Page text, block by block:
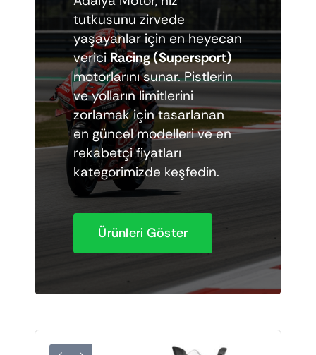
Elektrikli araçlar
Scooter motorlar
Cub ve cg
Chopper ve cross
Racing motorlar
Touring ve naked
tutkusunu zirvede
yaşayanlar için en heyecan
vericiRacing (Supersport)
motorlarını sunar. Pistlerin
ve yolların limitlerini
zorlamak için tasarlanan
en güncel modelleri ve en
rekabetçi fiyatları
kategorimizde keşfedin.
Ürünleri Göster